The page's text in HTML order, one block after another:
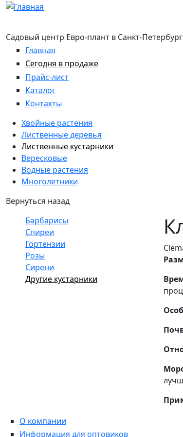
Перейти к основному содержанию
Садовый центр Евро-плант в Санкт-
Главная
Сегодня в продаже
Прайс-лист
Каталог
Контакты
Хвойные растения
Лиственные деревья
Лиственные кустарники
Вересковые
Водные растения
Многолетники
Вернуться назад
Барбарисы
Спиреи
Гортензии
Розы
Сирени
Другие кустарники
О компании
Информация для оптовиков